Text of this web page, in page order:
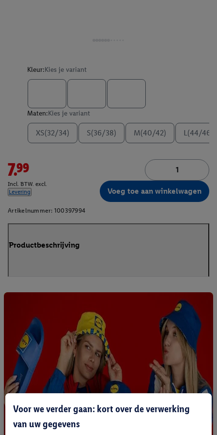
Kleur:Kies je variant
Maten:Kies je variant
XS(32/34) S(36/38) M(40/42) L(44/46)
7.99
Incl. BTW. excl.
Levering
Voeg toe aan winkelwagen
Artikelnummer: 100397994
Productbeschrijving
Voor we verder gaan: kort over de verwerking
van uw gegevens